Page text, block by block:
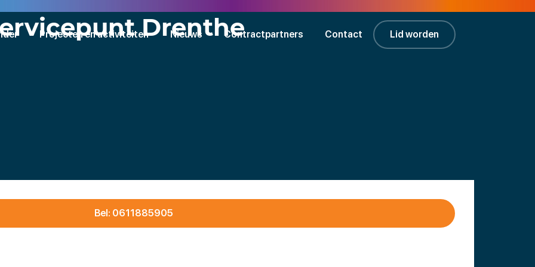
Projecten en activiteiten Nieuws Contractpartners Contact Lid worden
Drenthe
Bel: 0611885905